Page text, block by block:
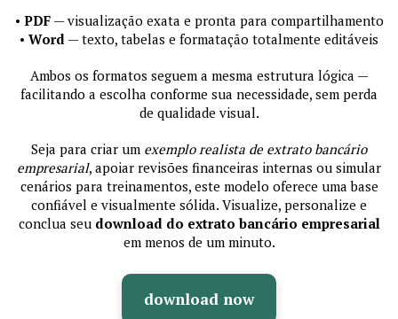
• PDF— visualização exata e pronta para compartilhamento
• Word — texto, tabelas e formatação totalmente editáveis
Ambos os formatos seguem a mesma estrutura lógica —
facilitando a escolha conforme sua necessidade, sem perda
de qualidade visual.
Seja para criar um exemplo realista de extrato bancário
empresarial, apoiar revisões financeiras internas ou simular
cenários para treinamentos, este modelo oferece uma base
confiável e visualmente sólida. Visualize, personalize e
conclua seu download do extrato bancário empresarial
em menos de um minuto.
download now